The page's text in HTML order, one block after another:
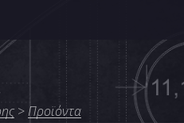
>Προϊόντα